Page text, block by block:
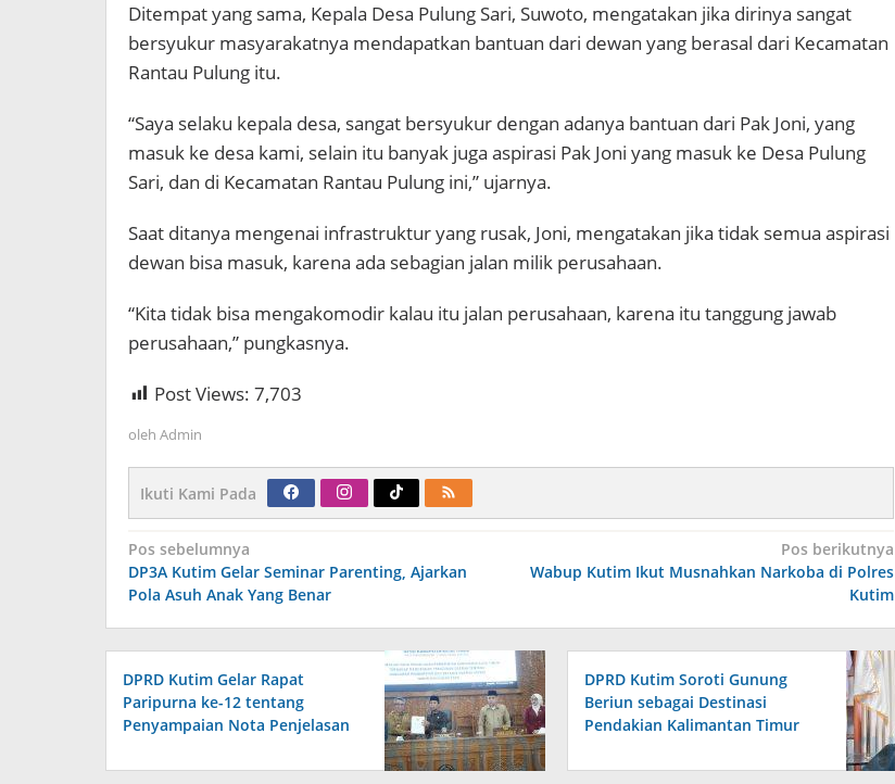
Ditempat yang sama, Kepala Desa Pulung Sari, Suwoto, mengatakan jika dirinya sangat
bersyukur masyarakatnya mendapatkan bantuan dari dewan yang berasal dari Kecamatan
Rantau Pulung itu.
“Saya selaku kepala desa, sangat bersyukur dengan adanya bantuan dari Pak Joni, yang
masuk ke desa kami, selain itu banyak juga aspirasi Pak Joni yang masuk ke Desa Pulung
Sari, dan di Kecamatan Rantau Pulung ini,” ujarnya.
Saat ditanya mengenai infrastruktur yang rusak, Joni, mengatakan jika tidak semua aspirasi
dewan bisa masuk, karena ada sebagian jalan milik perusahaan.
“Kita tidak bisa mengakomodir kalau itu jalan perusahaan, karena itu tanggung jawab
perusahaan,” pungkasnya.
Post Views: 7,703
oleh Admin
Ikuti Kami Pada
Navigasi
pos
Pos sebelumnya
DP3A Kutim Gelar Seminar Parenting, Ajarkan
Pola Asuh Anak Yang Benar
Pos berikutnya
Wabup Kutim Ikut Musnahkan Narkoba di Polres
Kutim
DPRD Kutim Gelar Rapat
Paripurna ke-12 tentang
Penyampaian Nota Penjelasan
APBD 2026
DPRD Kutim Soroti Gunung
Beriun sebagai Destinasi
Pendakian Kalimantan Timur